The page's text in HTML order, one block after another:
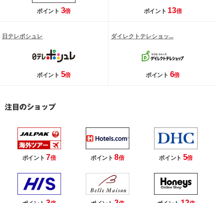
ポイント 3倍 ポイント 13倍
日テレポシュレ
ポイント 5倍
ダイレクトテレショッ...
ポイント 6倍
ポイント 7倍 ポイント8倍 ポイント 5倍